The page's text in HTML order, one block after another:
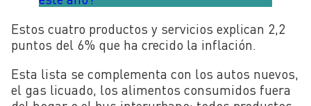
Estos cuatro productos y servicios explican 2,2
puntos del 6% que ha crecido la inflación.
Esta lista se complementa con los autos nuevos,
el gas licuado, los alimentos consumidos fuera